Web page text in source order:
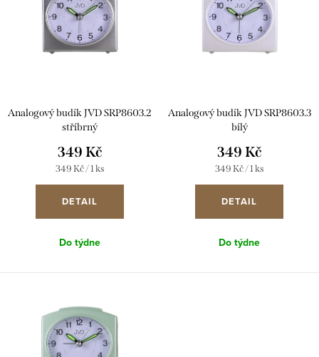
u
o
Analogový budík JVD SRP8603.2
stříbrný
349 Kč
Měrná
349 Kč / 1 ks
DETAIL
Do týdne
Analogový budík JVD SRP8603.3
bílý
349 Kč
Měrná
349 Kč / 1 ks
DETAIL
Do týdne